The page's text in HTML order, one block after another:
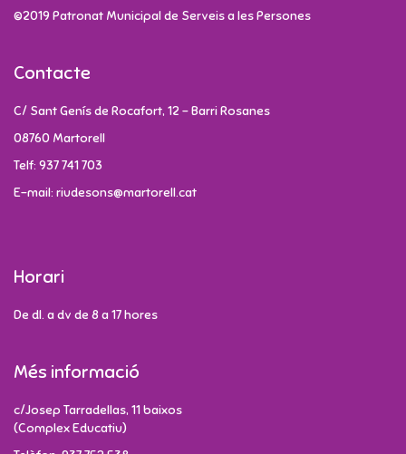
©2019 Patronat Municipal de Serveis a les Persones
Contacte
C/ Sant Genís de Rocafort, 12 - Barri Rosanes
08760 Martorell
Telf: 937 741 703
E-mail: riudesons@martorell.cat
Horari
De dl. a dv de 8 a 17 hores
Més informació
c/Josep Tarradellas, 11 baixos
(Complex Educatiu)